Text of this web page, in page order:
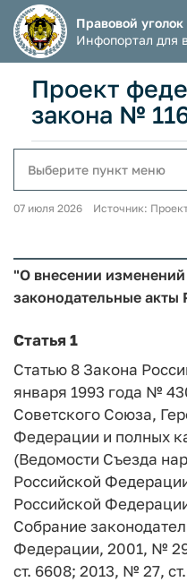
Правовой
Инфопортал для
Проект
закона №
Выберите пункт меню
07 июля 2026 Источник:
"О внесении
законодательные
Статья 1
Статью 8 Закона
января 1993 года №
Советского Союза,
Федерации и полных
(Ведомости Съезда
Российской
Российской
Собрание
Федерации, 2001, №
ст. 6608; 2013, № 27,